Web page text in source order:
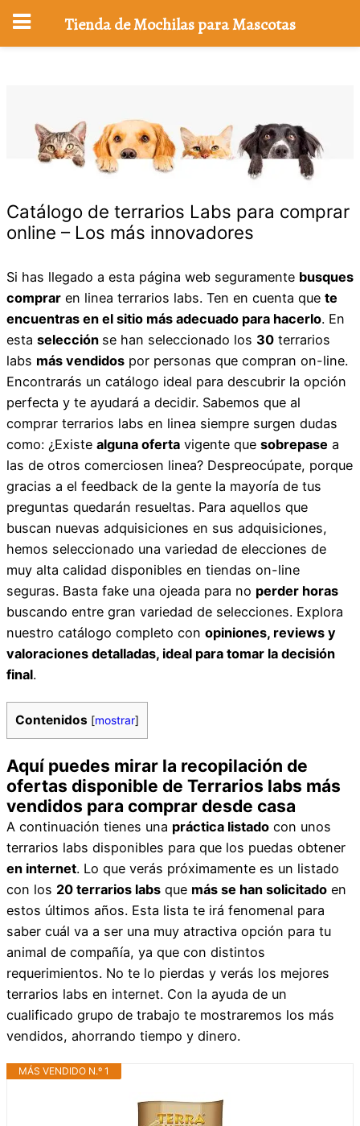
Catálogo de terrarios Labs para comprar
online – Los más innovadores
Si has llegado a esta página web seguramente busques
comprar en linea terrarios labs. Ten en cuenta que te
encuentras en el sitio más adecuado para hacerlo. En
esta selección se han seleccionado los 30 terrarios
labs más vendidos por personas que compran on-line.
Encontrarás un catálogo ideal para descubrir la opción
perfecta y te ayudará a decidir. Sabemos que al
comprar terrarios labs en linea siempre surgen dudas
como: ¿Existe alguna oferta vigente que sobrepase a
las de otros comerciosen linea? Despreocúpate, porque
gracias a el feedback de la gente la mayoría de tus
preguntas quedarán resueltas. Para aquellos que
buscan nuevas adquisiciones en sus adquisiciones,
hemos seleccionado una variedad de elecciones de
muy alta calidad disponibles en tiendas on-line
seguras. Basta fake una ojeada para no perder horas
buscando entre gran variedad de selecciones. Explora
nuestro catálogo completo con opiniones, reviews y
valoraciones detalladas, ideal para tomar la decisión
final.
Contenidos [mostrar]
Aquí puedes mirar la recopilación de
ofertas disponible de Terrarios labs más
vendidos para comprar desde casa
A continuación tienes una práctica listado con unos
terrarios labs disponibles para que los puedas obtener
en internet. Lo que verás próximamente es un listado
con los 20 terrarios labs que más se han solicitado en
estos últimos años. Esta lista te irá fenomenal para
saber cuál va a ser una muy atractiva opción para tu
animal de compañía, ya que con distintos
requerimientos. No te lo pierdas y verás los mejores
terrarios labs en internet. Con la ayuda de un
cualificado grupo de trabajo te mostraremos los más
vendidos, ahorrando tiempo y dinero.
MÁS VENDIDO N.º 1
Tienda de Mochilas para Mascotas